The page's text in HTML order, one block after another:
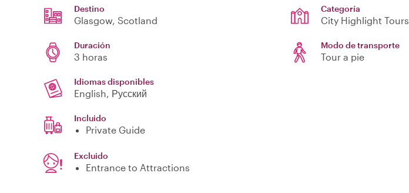
Destino
Glasgow, Scotland
Categoría
City Highlight Tours
Duración
3 horas
Modo de transporte
Tour a pie
Idiomas disponibles
English, Русский
Incluido
Private Guide
Excluido
Entrance to Attractions